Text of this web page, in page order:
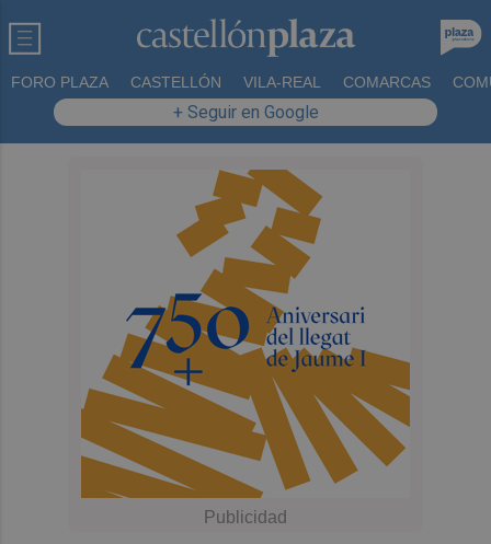
FORO PLAZA CASTELLÓN VILA-REAL COMARCAS
+ Seguir en Google